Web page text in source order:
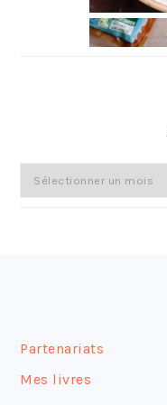
Archives
Partenariats
Mes livres